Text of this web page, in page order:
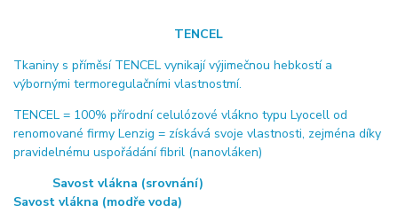
TENCEL
Tkaniny s příměsí TENCEL vynikají výjimečnou hebkostí a
výbornými termoregulačními vlastnostmí.
TENCEL = 100% přírodní celulózové vlákno typu Lyocell od
renomované firmy Lenzig = získává svoje vlastnosti, zejména díky
pravidelnému uspořádání fibril (nanovláken)
Savost vlákna (srovnání)
Savost vlákna (modře voda)